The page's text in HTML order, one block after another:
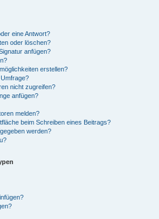
eine Antwort?
oder löschen?
anfügen?
erstellen?
nicht zugreifen?
anfügen?
melden?
beim Schreiben eines Beitrags?
werden?